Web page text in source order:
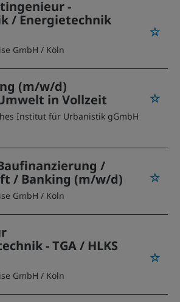
-
/ Energietechnik
GmbH / Köln
(m/w/d)
in Vollzeit
Institut für Urbanistik gGmbH
/
/ Banking (m/w/d)
GmbH / Köln
- TGA / HLKS
GmbH / Köln